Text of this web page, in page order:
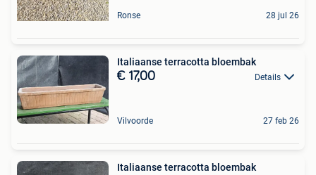
Ronse 28 jul 26
Italiaanse terracotta bloembak
€ 17,00 Details
Vilvoorde 27 feb 26
Italiaanse terracotta bloembak